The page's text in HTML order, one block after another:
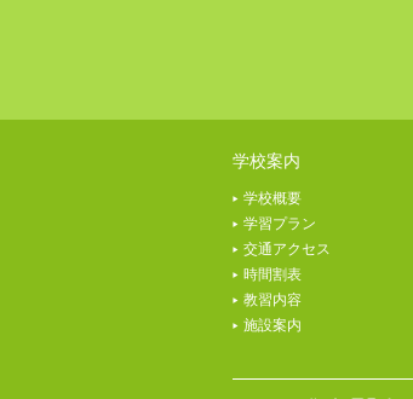
学校案内
学校概要
学習プラン
交通アクセス
時間割表
教習内容
施設案内